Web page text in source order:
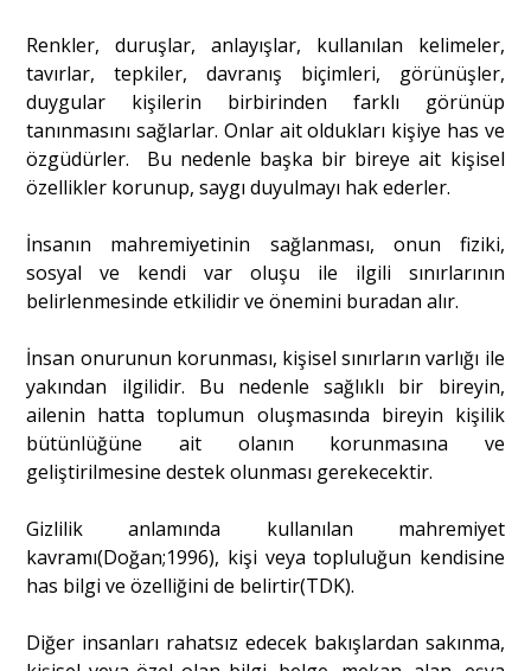
Yazı Dizisi
Portre
Yazarlar
Dosya Haber
Ankara Analiz
Renkler, duruşlar, anlayışlar, kullanılan kelimeler,
tavırlar, tepkiler, davranış biçimleri, görünüşler,
duygular kişilerin birbirinden farklı görünüp
tanınmasını sağlarlar. Onlar ait oldukları kişiye has ve
özgüdürler. Bu nedenle başka bir bireye ait kişisel
özellikler korunup, saygı duyulmayı hak ederler.
İnsanın mahremiyetinin sağlanması, onun fiziki,
sosyal ve kendi var oluşu ile ilgili sınırlarının
belirlenmesinde etkilidir ve önemini buradan alır.
İnsan onurunun korunması, kişisel sınırların varlığı ile
yakından ilgilidir. Bu nedenle sağlıklı bir bireyin,
ailenin hatta toplumun oluşmasında bireyin kişilik
bütünlüğüne ait olanın korunmasına ve
geliştirilmesine destek olunması gerekecektir.
Gizlilik anlamında kullanılan mahremiyet
kavramı(Doğan;1996), kişi veya topluluğun kendisine
has bilgi ve özelliğini de belirtir(TDK).
Diğer insanları rahatsız edecek bakışlardan sakınma,